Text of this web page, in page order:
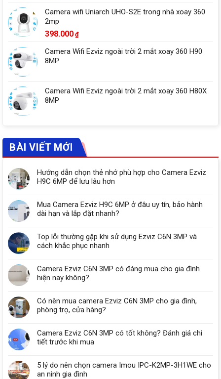
Camera wifi Uniarch UHO-S2E trong nhà xoay 360
2mp
398.000 ₫
Camera Wifi Ezviz ngoài trời 2 mắt xoay 360 H90
8MP
Camera Wifi Ezviz ngoài trời 2 mắt xoay 360 H80X
8MP
BÀI VIẾT MỚI
Hướng dẫn chọn thẻ nhớ phù hợp cho Camera Ezviz
H9C 6MP để lưu lâu hơn
Mua Camera Ezviz H9C 6MP ở đâu uy tín, bảo hành
dài hạn và lắp đặt nhanh?
Top lỗi thường gặp khi sử dụng Ezviz C6N 3MP và
cách khắc phục nhanh
Camera Ezviz C6N 3MP có đáng mua cho gia đình
hiện nay không?
Có nên mua camera Ezviz C6N 3MP cho gia đình,
phòng trọ, cửa hàng?
Camera Ezviz C6N 3MP có tốt không? Đánh giá chi
tiết trước khi mua
5 lý do nên chọn camera Imou IPC-K2MP-3H1WE cho
an ninh gia đình